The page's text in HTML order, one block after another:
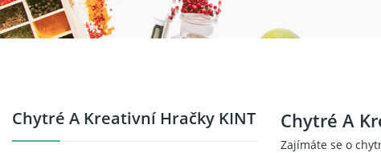
Chytré A Kreativní Hračky KINT Chytré A
Zajímáte se o